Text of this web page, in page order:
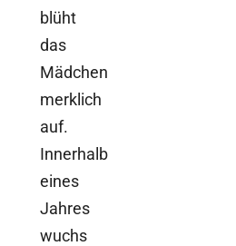
blüht
das
Mädchen
merklich
auf.
Innerhalb
eines
Jahres
wuchs